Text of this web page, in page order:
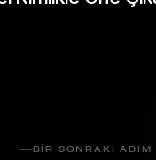
BIR SONRAKI ADIM